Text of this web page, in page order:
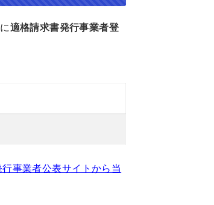
適格請求書発行事業者登
事業者公表サイトから当